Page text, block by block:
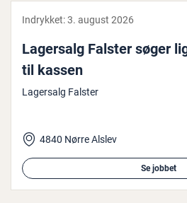
Indrykket:3. august 2026
Lagersalg Falster søger
til kassen
Lagersalg Falster
4840 Nørre Alslev
Se jobbet